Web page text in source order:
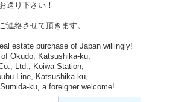
送り下さい！
連絡させて頂きます。
estate purchase of Japan willingly!
Okudo, Katsushika-ku,
Ltd., Koiwa Station,
Line, Katsushika-ku,
ku, a foreigner welcome!